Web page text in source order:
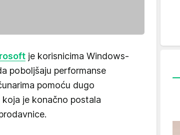
je korisnicima Windows-
poboljšaju performanse
pomoću dugo
je konačno postala